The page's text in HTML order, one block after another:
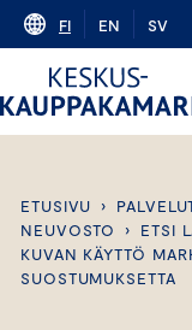
Skip
content
FI EN SV
ETUSIVU ›
NEUVOSTO
› ETSI
KUVAN KÄYTTÖ
SUOSTUMUKSETTA